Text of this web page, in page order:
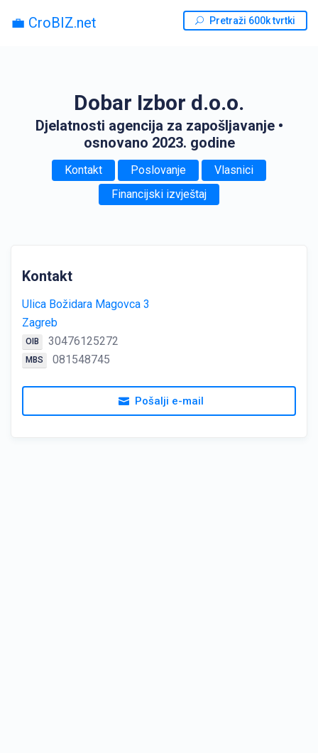
💼 CroBIZ.net Pretraži 600k tvrtki
Dobar Izbor d.o.o.
Djelatnosti agencija za zapošljavanje •
osnovano 2023. godine
Kontakt Poslovanje
Vlasnici
Financijski izvještaj
Kontakt
Ulica Božidara Magovca 3
Zagreb
OIB 30476125272
MBS 081548745
Pošalji e-mail